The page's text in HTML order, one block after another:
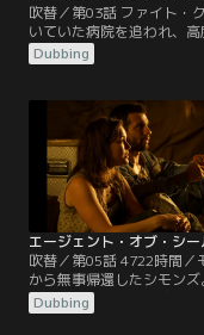
吹替／第03話 ファイト・
いていた病院を追われ、高
制部隊“ATCU”に指名手配
ンカーン。追い詰められた
一方、ハンターはメイの
と、彼女と共にヒドラにコ
友人のスパッドに近づく。
武器売買の話を彼に持ちか
取引をするためにはある条
す必要があるという。
Dubbing
吹替／第05話 4722時間／
から無事帰還したシモンズ
4722時間の出来事を包み隠
ッツに語り始める。謎の惑
Dubbing